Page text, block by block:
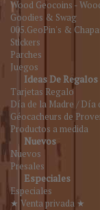
Wood Geocoins -
Goodies & Swag
005.GeoPin's &
Stickers
Parches
Juegos
Ideas De Regalos
Tarjetas Regalo
Día de la Madre / Día
Géocacheurs de
Productos a medida
Nuevos
Nuevos
Presales
Especiales
Especiales
★ Venta privada ★